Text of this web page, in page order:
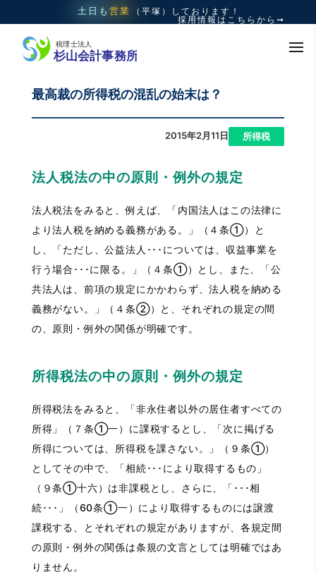
土日も 営業 （平塚）
しております！
採用情報はこちらから➞
最高裁の所得税の混乱の始末は？
2015年2月11日 所得税
法人税法の中の原則・例外の規定
法人税法をみると、例えば、「内国法人はこの法律に
より法人税を納める義務がある。」（４条①）と
し、「ただし、公益法人･･･については、収益事業を
行う場合･･･に限る。」（４条①）とし、また、「公
共法人は、前項の規定にかかわらず、法人税を納める
義務がない。」（４条②）と、それぞれの規定の間
の、原則・例外の関係が明確です。
所得税法の中の原則・例外の規定
所得税法をみると、「非永住者以外の居住者すべての
所得」（７条①一）に課税するとし、「次に掲げる
所得については、所得税を課さない。」（９条①）
としてその中で、「相続･･･により取得するもの」
（９条①十六）は非課税とし、さらに、「･･･相
続･･･」（60条①一）により取得するものには譲渡
課税する、とそれぞれの規定がありますが、各規定間
の原則・例外の関係は条規の文言としては明確ではあ
りません。